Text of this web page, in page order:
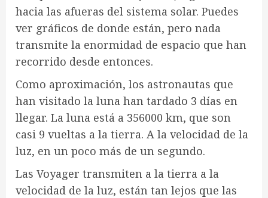
hacia las afueras del sistema solar. Puedes
ver gráficos de donde están, pero nada
transmite la enormidad de espacio que han
recorrido desde entonces.
Como aproximación, los astronautas que
han visitado la luna han tardado 3 días en
llegar. La luna está a 356000 km, que son
casi 9 vueltas a la tierra. A la velocidad de la
luz, en un poco más de un segundo.
Las Voyager transmiten a la tierra a la
velocidad de la luz, están tan lejos que las